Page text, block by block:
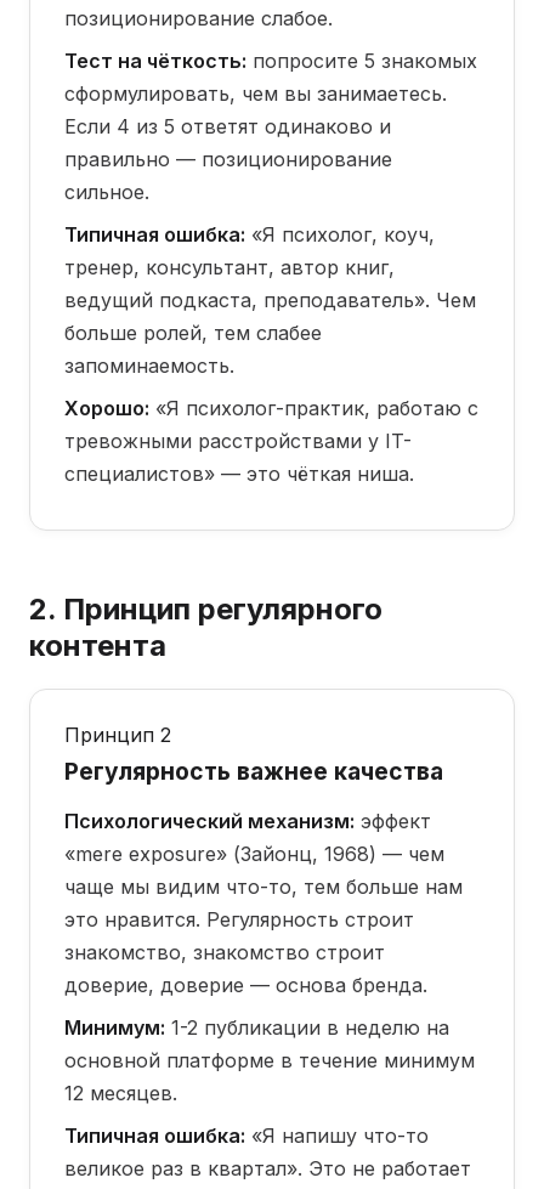
позиционирование слабое.
Тест на чёткость: попросите 5 знакомых
сформулировать, чем вы занимаетесь.
Если 4 из 5 ответят одинаково и
правильно — позиционирование
сильное.
Типичная ошибка: «Я психолог, коуч,
тренер, консультант, автор книг,
ведущий подкаста, преподаватель». Чем
больше ролей, тем слабее
запоминаемость.
Хорошо: «Я психолог-практик, работаю с
тревожными расстройствами у IT-
специалистов» — это чёткая ниша.
2. Принцип регулярного
контента
Принцип 2
Регулярность важнее качества
Психологический механизм: эффект
«mere exposure» (Зайонц, 1968) — чем
чаще мы видим что-то, тем больше нам
это нравится. Регулярность строит
знакомство, знакомство строит
доверие, доверие — основа бренда.
Минимум: 1-2 публикации в неделю на
основной платформе в течение минимум
12 месяцев.
Типичная ошибка: «Я напишу что-то
великое раз в квартал». Это не работает